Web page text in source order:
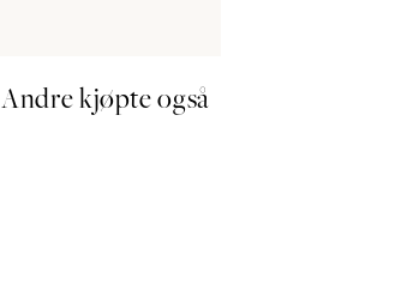
Andre kjøpte også